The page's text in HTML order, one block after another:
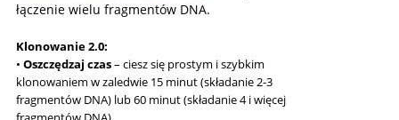
łączenie wielu fragmentów DNA.
Klonowanie 2.0:
•Oszczędzaj czas– ciesz się prostym i szybkim
klonowaniem w zaledwie 15 minut (składanie 2-3
fragmentów DNA) lub 60 minut (składanie 4 i więcej